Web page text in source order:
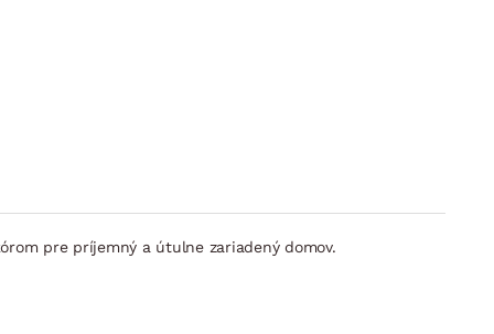
pre príjemný a útulne zariadený domov.